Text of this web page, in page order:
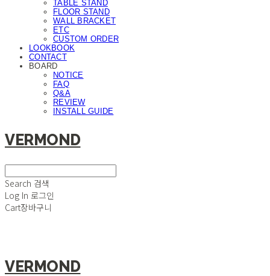
TABLE STAND
FLOOR STAND
WALL BRACKET
ETC
CUSTOM ORDER
LOOKBOOK
CONTACT
BOARD
NOTICE
FAQ
Q&A
REVIEW
INSTALL GUIDE
VERMOND
Search 검색
Log In 로그인
Cart장바구니
VERMOND